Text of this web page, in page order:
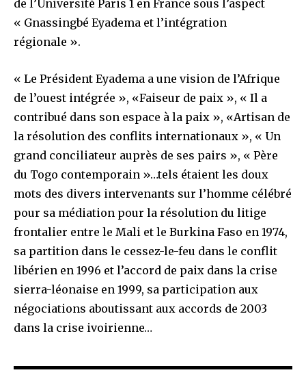
de l’Université Paris 1 en France sous l’aspect
« Gnassingbé Eyadema et l’intégration
régionale ».
« Le Président Eyadema a une vision de l’Afrique
de l’ouest intégrée », «Faiseur de paix », « Il a
contribué dans son espace à la paix », «Artisan de
la résolution des conflits internationaux », « Un
grand conciliateur auprès de ses pairs », « Père
du Togo contemporain »…tels étaient les doux
mots des divers intervenants sur l’homme célébré
pour sa médiation pour la résolution du litige
frontalier entre le Mali et le Burkina Faso en 1974,
sa partition dans le cessez-le-feu dans le conflit
libérien en 1996 et l’accord de paix dans la crise
sierra-léonaise en 1999, sa participation aux
négociations aboutissant aux accords de 2003
dans la crise ivoirienne…